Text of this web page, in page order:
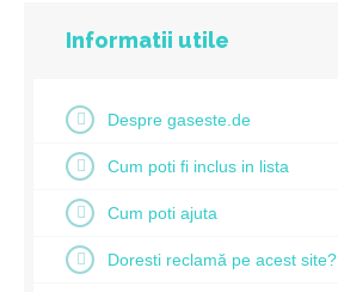
Informatii utile
Despre gaseste.de
Cum poti fi inclus in lista
Cum poti ajuta
Doresti reclamă pe acest site?